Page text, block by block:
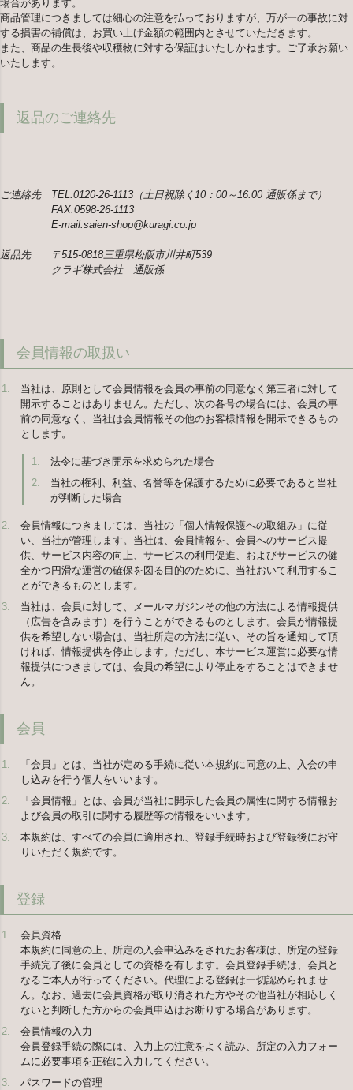
場合があります。
商品管理につきましては細心の注意を払っておりますが、万が一の事故に対
する損害の補償は、お買い上げ金額の範囲内とさせていただきます。
また、商品の生長後や収穫物に対する保証はいたしかねます。ご了承お願い
いたします。
返品のご連絡先
ご連絡先 TEL:0120-26-1113（土日祝除く10：00～16:00 通販係まで）
FAX:0598-26-1113
E-mail:saien-shop@kuragi.co.jp
返品先 〒515-0818三重県松阪市川井町539
クラギ株式会社 通販係
会員情報の取扱い
当社は、原則として会員情報を会員の事前の同意なく第三者に対して
開示することはありません。ただし、次の各号の場合には、会員の事
前の同意なく、当社は会員情報その他のお客様情報を開示できるもの
とします。
法令に基づき開示を求められた場合
当社の権利、利益、名誉等を保護するために必要であると当社
が判断した場合
会員情報につきましては、当社の「個人情報保護への取組み」に従
い、当社が管理します。当社は、会員情報を、会員へのサービス提
供、サービス内容の向上、サービスの利用促進、およびサービスの健
全かつ円滑な運営の確保を図る目的のために、当社おいて利用するこ
とができるものとします。
当社は、会員に対して、メールマガジンその他の方法による情報提供
（広告を含みます）を行うことができるものとします。会員が情報提
供を希望しない場合は、当社所定の方法に従い、その旨を通知して頂
ければ、情報提供を停止します。ただし、本サービス運営に必要な情
報提供につきましては、会員の希望により停止をすることはできませ
ん。
会員
「会員」とは、当社が定める手続に従い本規約に同意の上、入会の申
し込みを行う個人をいいます。
「会員情報」とは、会員が当社に開示した会員の属性に関する情報お
よび会員の取引に関する履歴等の情報をいいます。
本規約は、すべての会員に適用され、登録手続時および登録後にお守
りいただく規約です。
登録
会員資格
本規約に同意の上、所定の入会申込みをされたお客様は、所定の登録
手続完了後に会員としての資格を有します。会員登録手続は、会員と
なるご本人が行ってください。代理による登録は一切認められませ
ん。なお、過去に会員資格が取り消された方やその他当社が相応しく
ないと判断した方からの会員申込はお断りする場合があります。
会員情報の入力
会員登録手続の際には、入力上の注意をよく読み、所定の入力フォー
ムに必要事項を正確に入力してください。
パスワードの管理